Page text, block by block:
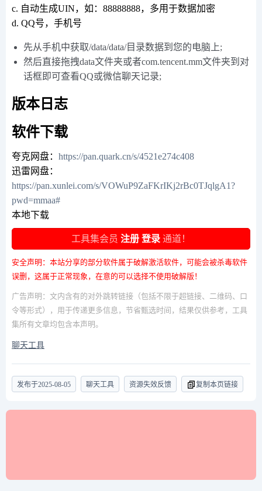
c. 自动生成UIN，如：88888888，多用于数据加密
d. QQ号，手机号
先从手机中获取/data/data/目录数据到您的电脑上;
然后直接拖拽data文件夹或者com.tencent.mm文件夹到对
话框即可查看QQ或微信聊天记录;
版本日志
软件下载
夸克网盘： https://pan.quark.cn/s/4521e274c408
迅雷网盘：
https://pan.xunlei.com/s/VOWuP9ZaFKrIKj2rBc0TJqlgA1?
pwd=mmaa#
本地下载
工具集会员 注册 登录 通道！
安全声明：本站分享的部分软件属于破解激活软件，可能会被杀毒软件
误删，这属于正常现象，在意的可以选择不使用破解版！
广告声明：文内含有的对外跳转链接（包括不限于超链接、二维码、口
令等形式），用于传递更多信息，节省甄选时间，结果仅供参考，工具
集所有文章均包含本声明。
聊天工具
发布于2025-08-05 聊天工具 资源失效反馈 复制本页链接